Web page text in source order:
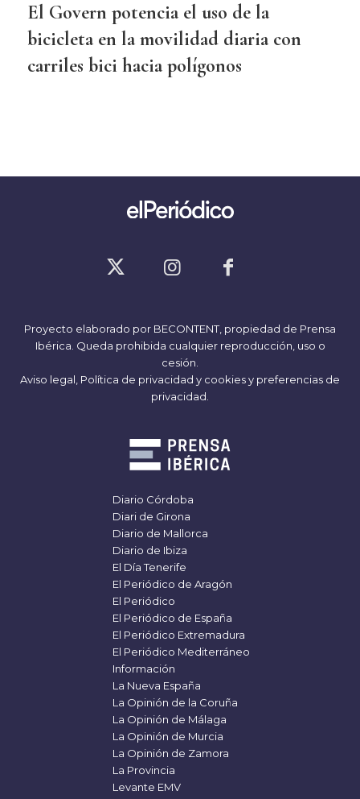
El Govern potencia el uso de la
bicicleta en la movilidad diaria con
carriles bici hacia polígonos
Proyecto elaborado por BECONTENT, propiedad de Prensa
Ibérica. Queda prohibida cualquier reproducción, uso o
cesión.
Aviso legal, Política de privacidad y cookiesy preferencias de
privacidad
Diario Córdoba
Diari de Girona
Diario de Mallorca
Diario de Ibiza
El Día Tenerife
El Periódico de Aragón
El Periódico
El Periódico de España
El Periódico Extremadura
El Periódico Mediterráneo
Información
La Nueva España
La Opinión de la Coruña
La Opinión de Málaga
La Opinión de Murcia
La Opinión de Zamora
La Provincia
Levante EMV